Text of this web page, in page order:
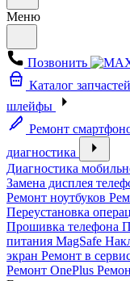
Меню
Позвонить
Каталог запчастей
шлейфы
Ремонт
диагностика
Диагностика
Замена дисплея
Ремонт ноутбуков
Переустановка
Прошивка телефона
питания MagSafe
экран Ремонт в
Ремонт OnePlus